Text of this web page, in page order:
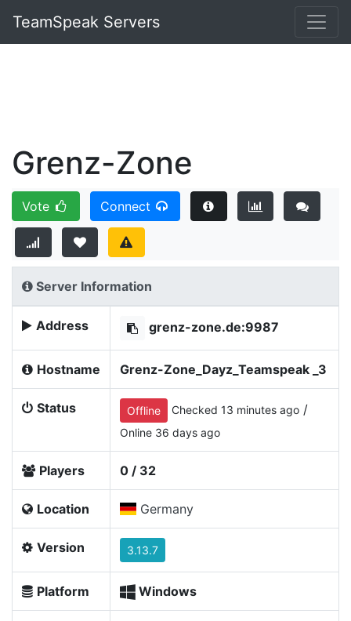
TeamSpeak Servers
Grenz-Zone
Vote Connect
Server Information
Address grenz-zone.de:9987
Hostname Grenz-Zone_Dayz_Teamspeak _3
Status Offline Checked 13 minutes ago /
Online 36 days ago
Players 0 / 32
Location Germany
Version 3.13.7
Platform Windows